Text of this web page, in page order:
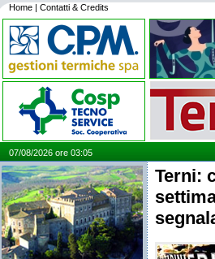
Home | Contatti & Credits
07/08/2026 ore 03:05
Terni: